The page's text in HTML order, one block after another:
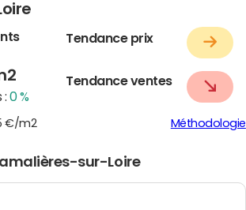
:0 %
Tendance prix
Tendance ventes
€/m2 Méthodologie
sur-Loire